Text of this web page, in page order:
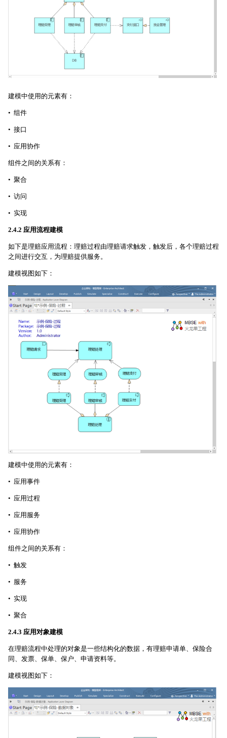
建模中使用的元素有：
• 组件
• 接口
• 应用协作
组件之间的关系有：
• 聚合
• 访问
• 实现
2.4.2 应用流程建模
如下是理赔应用流程：理赔过程由理赔请求触发，触发后，各个理赔过程
之间进行交互，为理赔提供服务。
建模视图如下：
建模中使用的元素有：
• 应用事件
• 应用过程
• 应用服务
• 应用协作
组件之间的关系有：
• 触发
• 服务
• 实现
• 聚合
2.4.3 应用对象建模
在理赔流程中处理的对象是一些结构化的数据，有理赔申请单、保险合
同、发票、保单、保户、申请资料等。
建模视图如下：